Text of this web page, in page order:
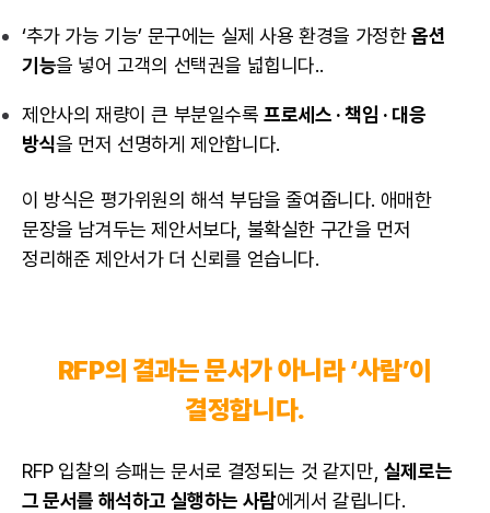
‘추가 가능 기능’ 문구에는 실제 사용 환경을 가정한옵션
기능을 넣어 고객의 선택권을 넓힙니다..
제안사의 재량이 큰 부분일수록프로세스 · 책임 · 대응
방식을 먼저 선명하게 제안합니다.
이 방식은 평가위원의 해석 부담을 줄여줍니다. 애매한
문장을 남겨두는 제안서보다, 불확실한 구간을 먼저
정리해준 제안서가 더 신뢰를 얻습니다.
RFP의 결과는 문서가 아니라 ‘사람’이
결정합니다.
RFP 입찰의 승패는 문서로 결정되는 것 같지만, 실제로는
그 문서를 해석하고 실행하는 사람에게서 갈립니다.